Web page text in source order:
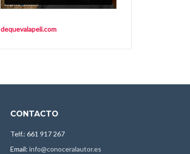
dequevalapeli.com
CONTACTO
Telf.: 661 917 267
Email: info@conoceralautor.es